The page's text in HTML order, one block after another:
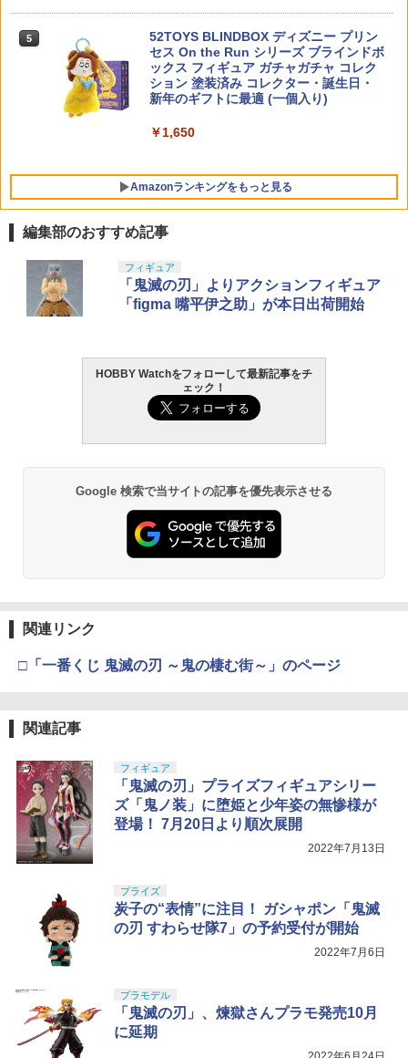
【当店独自で＋P10倍★要エントリー】
【中古】[MDL] 05 トミカ 1/62 ホンダN
SX トミカくじ(tomicaくじ) 第3弾 ミニ
カー プライズ タカラトミー(20260327)
￥460
￥1,950
5
52TOYS BLINDBOX ディズニー プリン
セス On the Run シリーズ ブラインドボ
ックス フィギュア ガチャガチャ コレク
ション 塗装済み コレクター・誕生日・
新年のギフトに最適 (一個入り)
￥1,650
Amazonランキングをもっと見る
BANDAI SPIRITS(バンダイ スピリッツ)
30MS SIS-J00 メルンジャ[カラーA] 色
分け済みプラモデル
HG 機動戦士ガンダム00 グラハム専用ユ
ニオンフラッグカスタム 1/144スケール
BANDAI SPIRITS(バンダイ スピリッツ)
30MS Fate/Grand Order アルトリア・
キャスター 色分け済みプラモデル
4
BANDAI SPIRITS(バンダイスピリッツ)
30MS SIS-H00 セスティエ[カラーC] 色
5
BANDAI SPIRITS(バンダイ スピリッツ)
HGAW 機動新世紀ガンダムX ガンダムエ
アマスター 1/144スケール 色分け済みプ
東京マルイ(TOKYO MARUI) No.25 コル
ト ガバメント HG 18歳以上エアーHOP
ハンドガン
東京マルイ (TOKYO MARUI) ガスブロー
バックマシンガン No.14 20式 5.56mm
東京マルイ(TOKYO MARUI) No.21 H&K
USP HG 18歳以上エアーHOPハンドガン
￥3,409
コッキングライフル ブラック
5
上 電動ブローバック フルオート
￥3,815
LOCTITE(ロックタイト) シールはがし
プレミアム 220ml
GSIクレオス Mr.トップコート 水性プレ
ミアムトップコートスプレー 光沢 88ml
タミヤ クラフトツールシリーズ No.123
先細薄刃ニッパー (ゲートカット用) プラ
モデル用工具 74123
4
タミヤ(TAMIYA) メイクアップ材シリー
ズ No.3 タミヤセメント(角びん) 40ml 模
5
GSIクレオス Mr.トップコート 水性プレ
ミアムトップコートスプレー つや消し 8
8ml ホビー用仕上材 B603
編集部のおすすめ記事
フィギュア
「鬼滅の刃」よりアクションフィギュア
「figma 嘴平伊之助」が本日出荷開始
HOBBY Watchをフォローして最新記事をチ
ェック！
Google 検索で当サイトの記事を優先表示させる
関連リンク
□「一番くじ 鬼滅の刃 ～鬼の棲む街～」のページ
関連記事
フィギュア
「鬼滅の刃」プライズフィギュアシリー
ズ「鬼ノ装」に堕姫と少年姿の無惨様が
登場！ 7月20日より順次展開
2022年7月13日
プライズ
炭子の“表情”に注目！ ガシャポン「鬼滅
の刃 すわらせ隊7」の予約受付が開始
2022年7月6日
プラモデル
「鬼滅の刃」、煉獄さんプラモ発売10月
に延期